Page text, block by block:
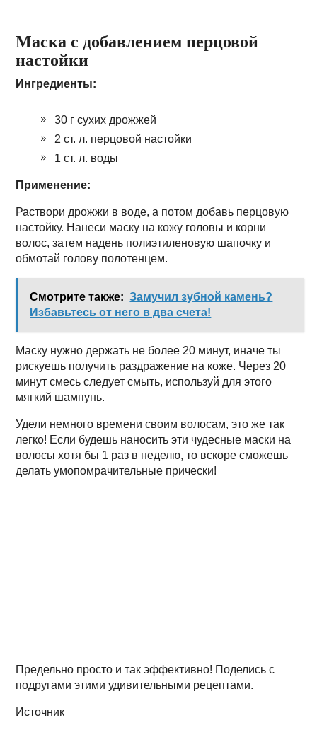
Маска с добавлением перцовой
настойки
Ингредиенты:
30 г сухих дрожжей
2 ст. л. перцовой настойки
1 ст. л. воды
Применение:
Раствори дрожжи в воде, а потом добавь перцовую
настойку. Нанеси маску на кожу головы и корни
волос, затем надень полиэтиленовую шапочку и
обмотай голову полотенцем.
Смотрите также: Замучил зубной камень?
Избавьтесь от него в два счета!
Маску нужно держать не более 20 минут, иначе ты
рискуешь получить раздражение на коже. Через 20
минут смесь следует смыть, используй для этого
мягкий шампунь.
Удели немного времени своим волосам, это же так
легко! Если будешь наносить эти чудесные маски на
волосы хотя бы 1 раз в неделю, то вскоре сможешь
делать умопомрачительные прически!
Предельно просто и так эффективно! Поделись с
подругами этими удивительными рецептами.
Источник